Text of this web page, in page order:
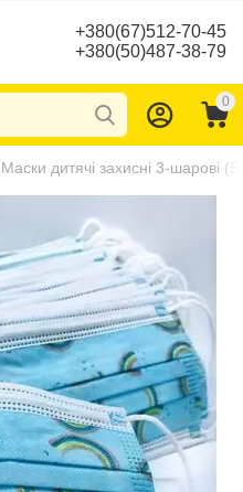
+380(67)512-70-45
+380(50)487-38-79
0